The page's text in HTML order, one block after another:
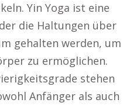
Yin Yoga ist eine
die Haltungen über
gehalten werden, um
zu ermöglichen.
stehen
Anfänger als auch